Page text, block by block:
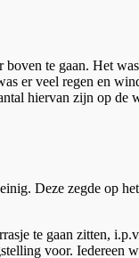
boven te gaan. Het
er veel regen en
hiervan zijn op de
Deze zegde op
te gaan zitten,
voor. Iedereen